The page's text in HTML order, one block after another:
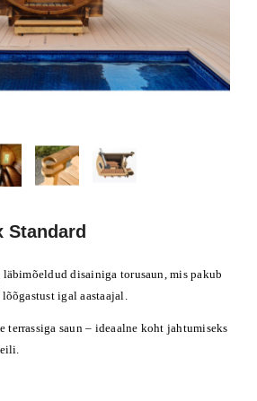
Standard
disainiga torusaun, mis pakub
igal aastaajal.
terrassiga saun – ideaalne koht jahtumiseks
TOODET
Hugo valge
306,93 €
Voodi
Al.